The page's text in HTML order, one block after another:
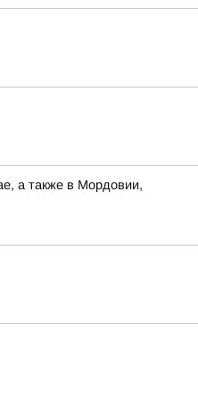
а также в Мордовии,